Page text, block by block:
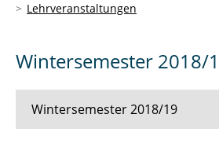
Lehrveranstaltungen
Wintersemester 2018/
Wintersemester 2018/19